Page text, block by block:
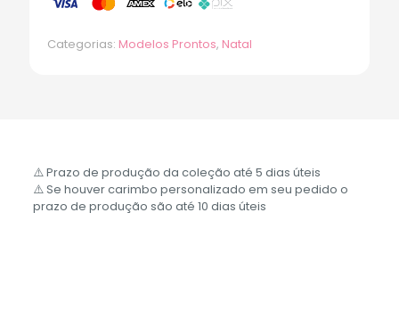
Categorias: Modelos Prontos, Natal
⚠️ Prazo de produção da coleção até 5 dias úteis
⚠️ Se houver carimbo personalizado em seu pedido o
prazo de produção são até 10 dias úteis